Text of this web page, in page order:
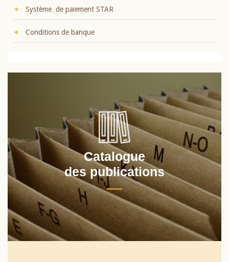
Système de paiement STAR
Conditions de banque
Catalogue
des publications